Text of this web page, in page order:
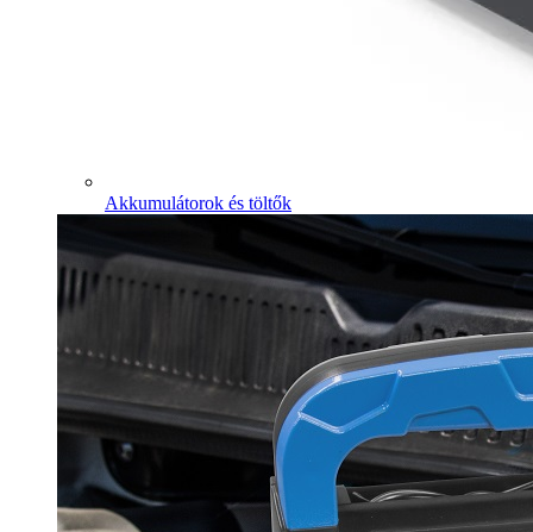
Akkumulátorok és töltők